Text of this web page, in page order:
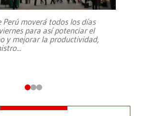
Perú moverá todos los días
para así potenciar el
y mejorar la productividad,
...